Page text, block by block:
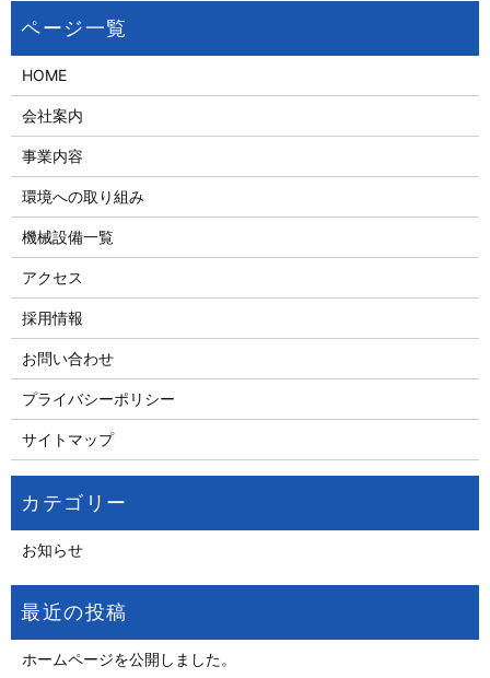
HOME
会社案内
事業内容
環境への取り組み
機械設備一覧
アクセス
採用情報
お問い合わせ
プライバシーポリシー
サイトマップ
お知らせ
ホームページを公開しました。